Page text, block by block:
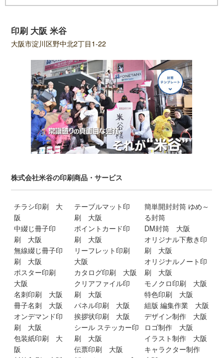
印刷 大阪 米谷
大阪市淀川区野中北2丁目1-22
株式会社米谷の印刷商品・サービス
チラシ印刷 大
阪
中綴じ冊子印
刷 大阪
無線綴じ冊子印
刷 大阪
ポスター印刷
大阪
名刺印刷 大阪
冊子名刺 大阪
オンデマンド印
刷 大阪
包装紙印刷 大
阪
テーブルマット印
刷 大阪
ポイントカード印
刷 大阪
リーフレット印刷
大阪
カタログ印刷 大阪
クリアファイル印
刷 大阪
パネル印刷 大阪
挨拶状印刷 大阪
シール ステッカー印
刷 大阪
伝票印刷 大阪
簡単開封封筒 ゆめ～
る封筒
DM封筒 大阪
オリジナル下敷き印
刷 大阪
オリジナルノート印
刷 大阪
モノクロ印刷 大阪
特色印刷 大阪
組版 編集作業 大阪
デザイン制作 大阪
ロゴ制作 大阪
イラスト制作 大阪
キャラクター制作